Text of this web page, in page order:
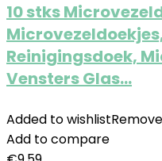
10 stks
Reinigingsdoek,
Vensters Glas…
Added to wishlist
Add to compare